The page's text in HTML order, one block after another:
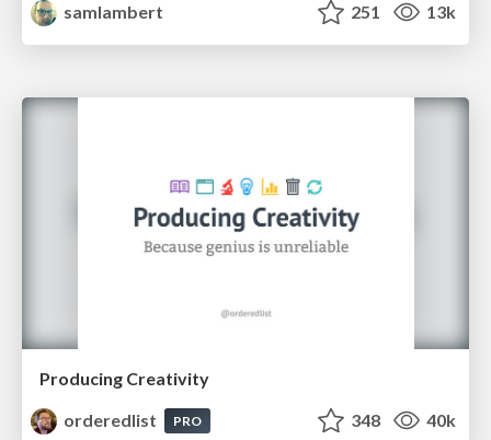
samlambert
251 13k
Producing Creativity
orderedlist
PRO 348 40k